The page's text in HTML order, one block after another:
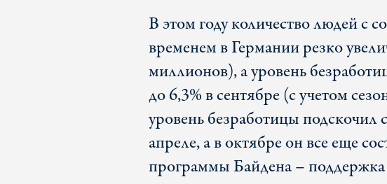
В этом году количество людей с
временем в Германии резко
миллионов), а уровень
до 6,3% в сентябре (с учетом
уровень безработицы подскочил
апреле, а в октябре он все еще
программы Байдена – поддержка